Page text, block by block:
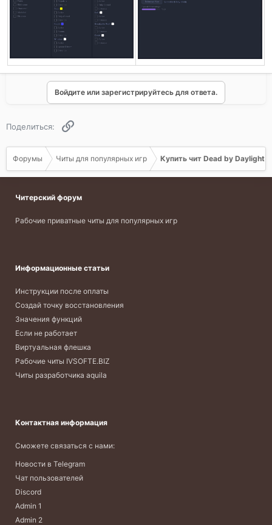
Войдите или зарегистрируйтесь для ответа.
Поделиться:
Форумы Читы для популярных игр Купить чит Dead by Daylight
Читерский форум
Рабочие приватные читы для популярных игр
Информационные статьи
Инструкции после оплаты
Создай точку восстановления
Значения функций
Если не работает
Виртуальная флешка
Рабочие читы IVSOFTE.BIZ
Читы разработчика aquila
Контактная информация
Сможете связаться с нами:
Новости в Telegram
Чат пользователей
Discord
Admin 1
Admin 2